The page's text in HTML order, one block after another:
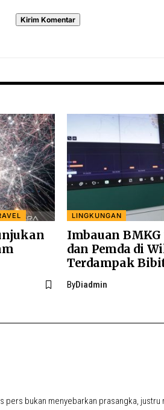
LINGKUNGAN
Imbauan
dan Pemda di
Terdampak
ByDiadmin
pers bukan menyebarkan prasangka, justru